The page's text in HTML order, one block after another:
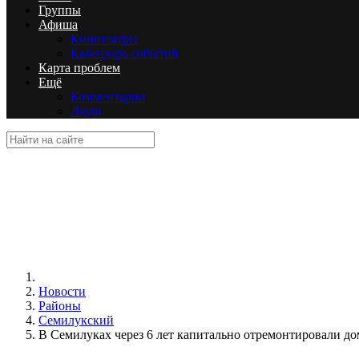
Группы
Афиша
Кинотеатры
Календарь событий
Карта проблем
Ещё
Комментарии
Люди
Новости
Районы
Семилукский
В Семилуках через 6 лет капитально отремонтировали